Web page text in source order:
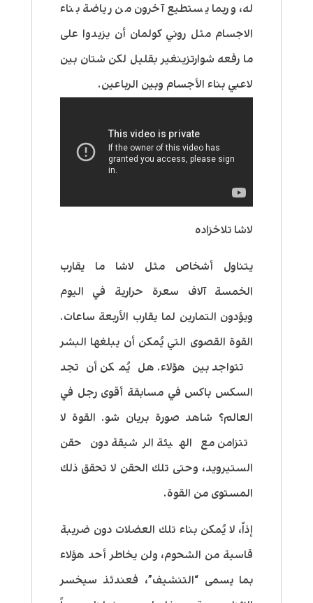
له، وربما يستطيع آخرون من رياضة بناء
الاجسام مثل روني كولمان أن يزيدوا على
ما رفعه شوارتزينغير بقليل لكن شتان بين
لاعبي بناء الأجسام وبين الرباعين.
لاشا تلاخزاده
يتناول أشخاص مثل لاشا ما يقارب
الخمسة آلاف سعرة حرارية في اليوم
ويؤدون التمارين لما يقارب الأربعة ساعات.
القوة القصوى التي يُمكن أن يبلغها البشر
تتواجد بين هؤلاء. هل يُمكن أن تجد
السكس باكس في مسابقة أقوى رجل في
العالم؟ شاهد صورة بريان شو. القوة لا
تتزامن مع الهيئة الرشيقة دون حقن
الستيرويد، وحتى تلك الحقن لا تحقق ذلك
المستوى من القوة.
إذاً، لا يُمكن بناء تلك العضلات دون ضريبة
قاسية من الشحوم، ولن يخاطر أحد هؤلاء
بما يسمى “التنشيف”، فعندئذ سيخسر